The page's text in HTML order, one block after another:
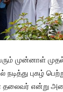
முன்னாள்
புகழ்
தலைவர் என்று